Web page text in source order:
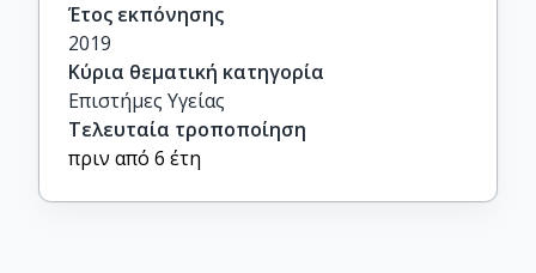
Έτος εκπόνησης
2019
Κύρια θεματική κατηγορία
Επιστήμες Υγείας
Τελευταία τροποποίηση
πριν από 6 έτη